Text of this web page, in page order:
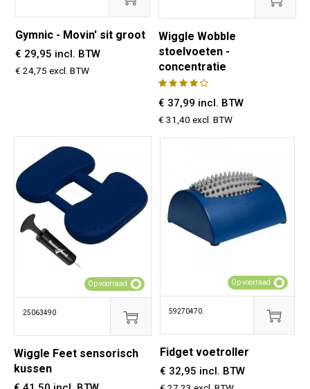
Gymnic - Movin' sit groot
€ 29,95 incl. BTW
€ 24,75 excl. BTW
Wiggle Wobble
stoelvoeten -
concentratie
€ 37,99 incl. BTW
€ 31,40 excl. BTW
25063490
Op voorraad
Wiggle Feet sensorisch
kussen
59270470
Op voorraad
Fidget voetroller
€ 32,95 incl. BTW